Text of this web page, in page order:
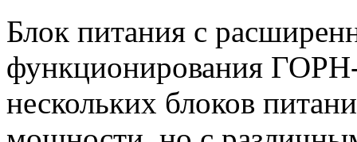
Блок питания с
функционирования
нескольких блоков